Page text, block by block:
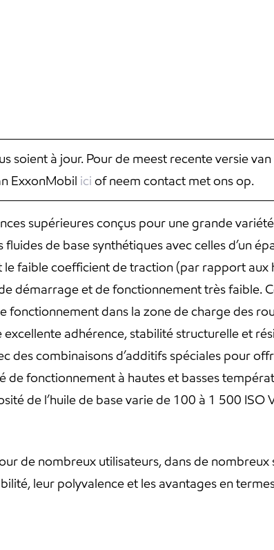
soient à jour. Pour de meest recente versie
ExxonMobil ici of neem contact met ons op.
supérieures conçus pour une grande
de base synthétiques avec celles d’un
faible coefficient de traction (par rapport aux
démarrage et de fonctionnement très faible.
fonctionnement dans la zone de charge des
adhérence, stabilité structurelle et
des combinaisons d’additifs spéciales pour
de fonctionnement à hautes et basses
de l’huile de base varie de 100 à 1 500 ISO
de nombreux utilisateurs, dans de nombreux
leur polyvalence et les avantages en